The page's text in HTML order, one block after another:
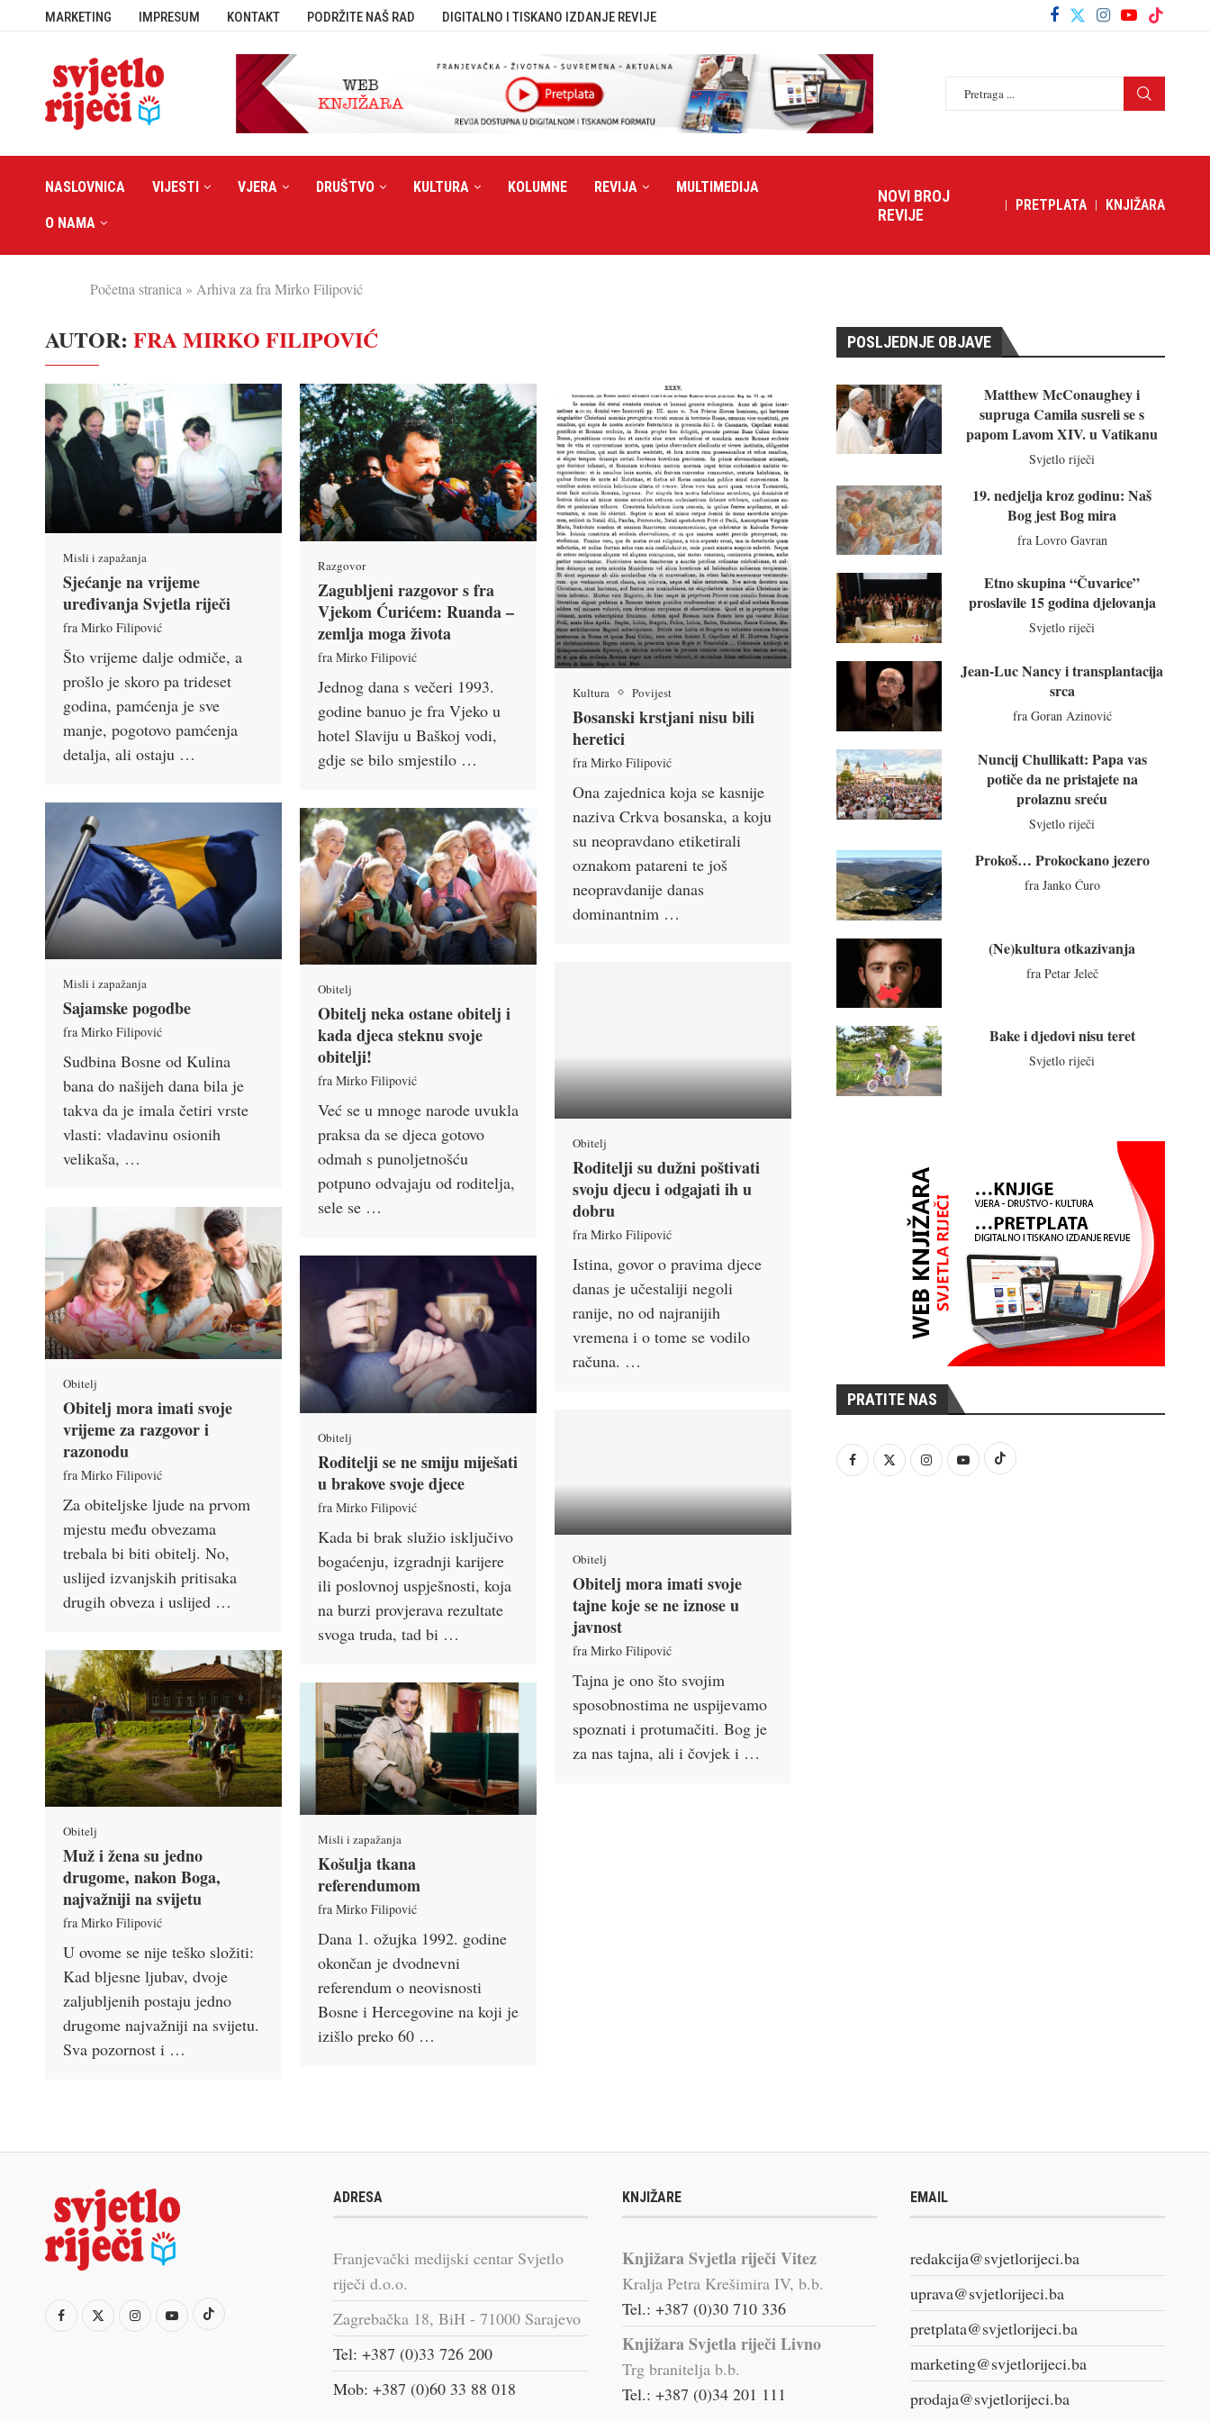
MARKETING IMPRESUM KONTAKT PODRŽITE NAŠ RAD DIGITALNO I TISKANO IZDANJE REVIJE
NASLOVNICA VIJESTI VJERA DRUŠTVO KULTURA KOLUMNE REVIJA MULTIMEDIJA
O NAMA
NOVI BROJ
REVIJE
PRETPLATA KNJIŽARA
Početna stranica » Arhiva za fra Mirko Filipović
AUTOR: FRA MIRKO FILIPOVIĆ
Misli i zapažanja
Sjećanje na vrijeme
uređivanja Svjetla riječi
fra Mirko Filipović
Što vrijeme dalje odmiče, a
prošlo je skoro pa trideset
godina, pamćenja je sve
manje, pogotovo pamćenja
detalja, ali ostaju …
Razgovor
Zagubljeni razgovor s fra
Vjekom Ćurićem: Ruanda –
zemlja moga života
fra Mirko Filipović
Jednog dana s večeri 1993.
godine banuo je fra Vjeko u
hotel Slaviju u Baškoj vodi,
gdje se bilo smjestilo …
Kultura Povijest
Bosanski krstjani nisu bili
heretici
fra Mirko Filipović
Ona zajednica koja se kasnije
naziva Crkva bosanska, a koju
su neopravdano etiketirali
oznakom patareni te još
neopravdanije danas
dominantnim …
Misli i zapažanja
Sajamske pogodbe
fra Mirko Filipović
Sudbina Bosne od Kulina
bana do našijeh dana bila je
takva da je imala četiri vrste
vlasti: vladavinu osionih
velikaša, …
Obitelj
Obitelj neka ostane obitelj i
kada djeca steknu svoje
obitelji!
fra Mirko Filipović
Već se u mnoge narode uvukla
praksa da se djeca gotovo
odmah s punoljetnošću
potpuno odvajaju od roditelja,
sele se …
Obitelj
Roditelji su dužni poštivati
svoju djecu i odgajati ih u
dobru
fra Mirko Filipović
Istina, govor o pravima djece
danas je učestaliji negoli
ranije, no od najranijih
vremena i o tome se vodilo
računa. …
Obitelj
Obitelj mora imati svoje
vrijeme za razgovor i
razonodu
fra Mirko Filipović
Za obiteljske ljude na prvom
mjestu među obvezama
trebala bi biti obitelj. No,
uslijed izvanjskih pritisaka
drugih obveza i uslijed …
Obitelj
Roditelji se ne smiju miješati
u brakove svoje djece
fra Mirko Filipović
Kada bi brak služio isključivo
bogaćenju, izgradnji karijere
ili poslovnoj uspješnosti, koja
na burzi provjerava rezultate
svoga truda, tad bi …
Obitelj
Obitelj mora imati svoje
tajne koje se ne iznose u
javnost
fra Mirko Filipović
Tajna je ono što svojim
sposobnostima ne uspijevamo
spoznati i protumačiti. Bog je
za nas tajna, ali i čovjek i …
Obitelj
Muž i žena su jedno
drugome, nakon Boga,
najvažniji na svijetu
fra Mirko Filipović
U ovome se nije teško složiti:
Kad bljesne ljubav, dvoje
zaljubljenih postaju jedno
drugome najvažniji na svijetu.
Sva pozornost i …
Misli i zapažanja
Košulja tkana
referendumom
fra Mirko Filipović
Dana 1. ožujka 1992. godine
okončan je dvodnevni
referendum o neovisnosti
Bosne i Hercegovine na koji je
izišlo preko 60 …
POSLJEDNJE OBJAVE
Matthew McConaughey i
supruga Camila susreli se s
papom Lavom XIV. u Vatikanu
Svjetlo riječi
19. nedjelja kroz godinu: Naš
Bog jest Bog mira
fra Lovro Gavran
Etno skupina “Čuvarice”
proslavile 15 godina djelovanja
Svjetlo riječi
Jean-Luc Nancy i transplantacija
srca
fra Goran Azinović
Nuncij Chullikatt: Papa vas
potiče da ne pristajete na
prolaznu sreću
Svjetlo riječi
Prokoš… Prokockano jezero
fra Janko Ćuro
(Ne)kultura otkazivanja
fra Petar Jeleč
Bake i djedovi nisu teret
Svjetlo riječi
PRATITE NAS
ADRESA
Franjevački medijski centar Svjetlo
riječi d.o.o.
Zagrebačka 18, BiH - 71000 Sarajevo
Tel: +387 (0)33 726 200
Mob: +387 (0)60 33 88 018
KNJIŽARE
Knjižara Svjetla riječi Vitez
Kralja Petra Krešimira IV, b.b.
Tel.: +387 (0)30 710 336
Knjižara Svjetla riječi Livno
Trg branitelja b.b.
Tel.: +387 (0)34 201 111
EMAIL
redakcija@svjetlorijeci.ba
uprava@svjetlorijeci.ba
pretplata@svjetlorijeci.ba
marketing@svjetlorijeci.ba
prodaja@svjetlorijeci.ba